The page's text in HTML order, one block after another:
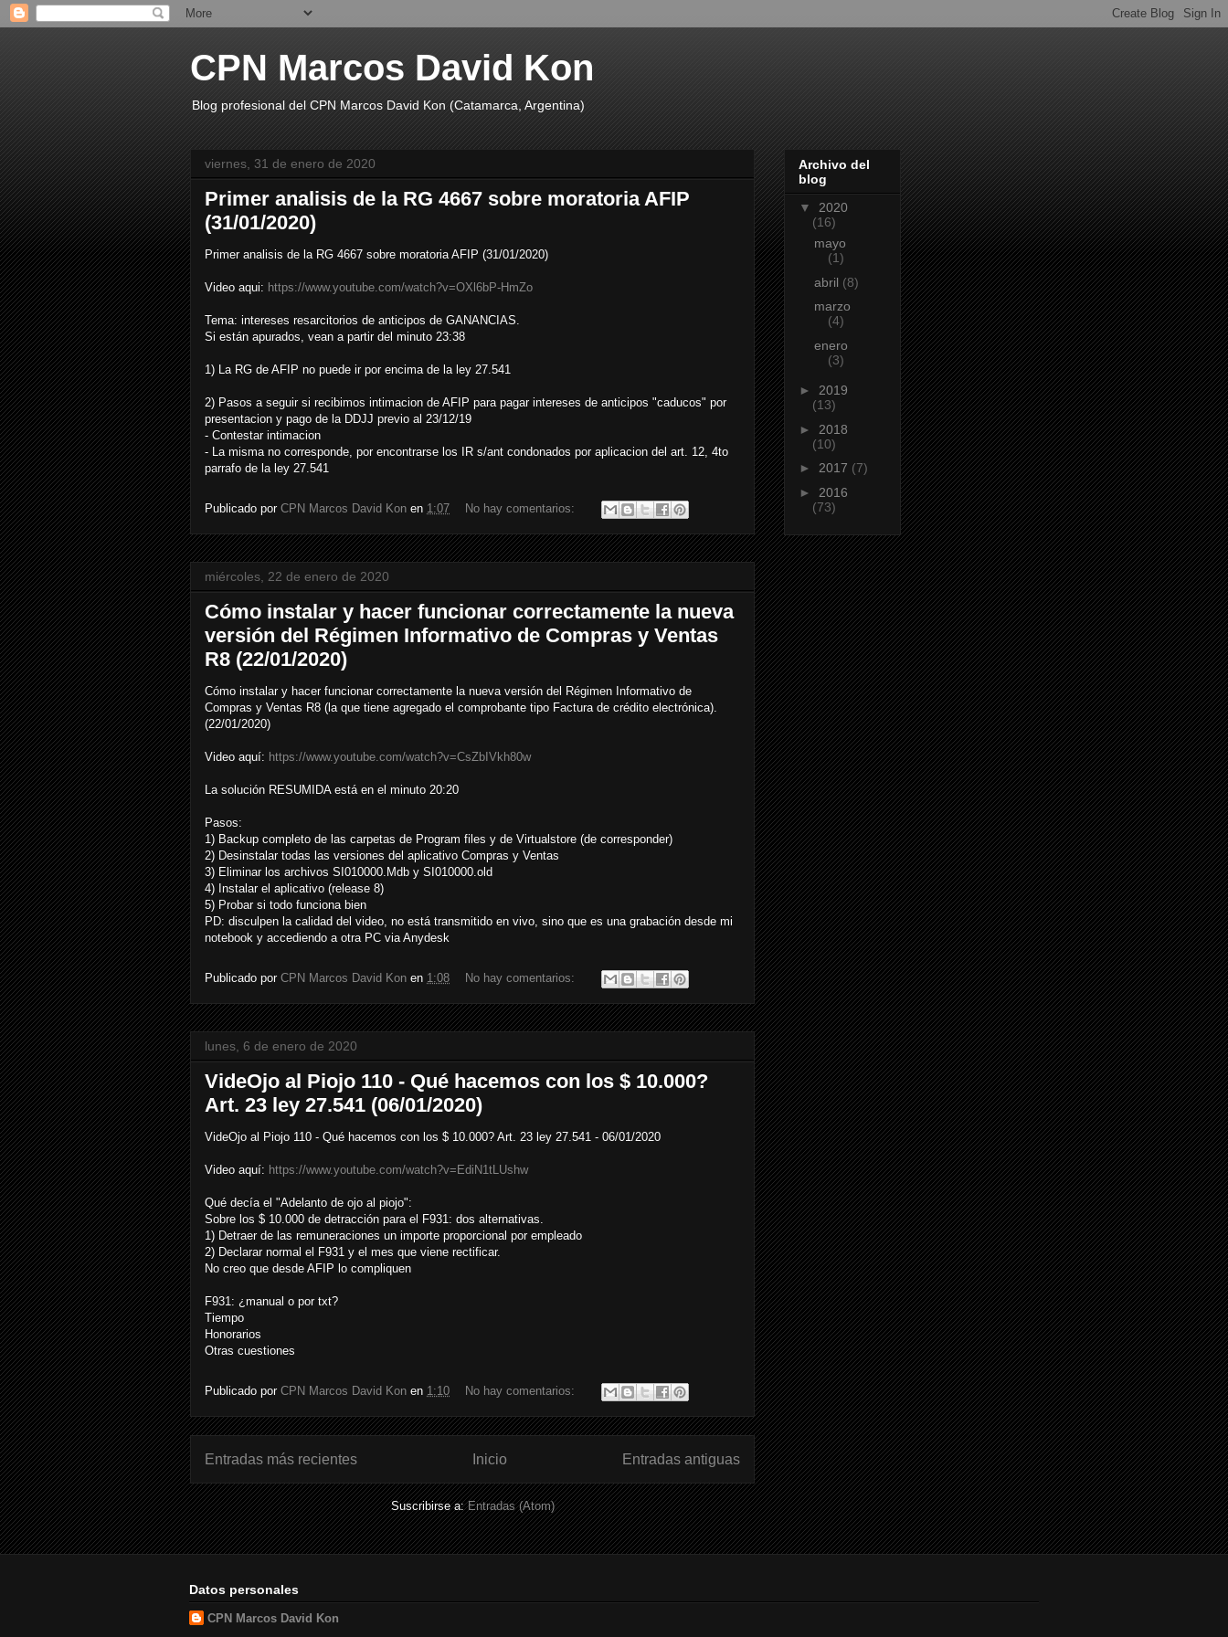
CPN Marcos David Kon
Blog profesional del CPN Marcos David Kon (Catamarca, Argentina)
viernes, 31 de enero de 2020
Primer analisis de la RG 4667 sobre moratoria AFIP
(31/01/2020)
Primer analisis de la RG 4667 sobre moratoria AFIP (31/01/2020)
Video aqui: https://www.youtube.com/watch?v=OXl6bP-HmZo
Tema: intereses resarcitorios de anticipos de GANANCIAS.
Si están apurados, vean a partir del minuto 23:38
1) La RG de AFIP no puede ir por encima de la ley 27.541
2) Pasos a seguir si recibimos intimacion de AFIP para pagar intereses de anticipos "caducos" por
presentacion y pago de la DDJJ previo al 23/12/19
- Contestar intimacion
- La misma no corresponde, por encontrarse los IR s/ant condonados por aplicacion del art. 12, 4to
parrafo de la ley 27.541
Publicado por CPN Marcos David Kon en 1:07 No hay comentarios:
miércoles, 22 de enero de 2020
Cómo instalar y hacer funcionar correctamente la nueva
versión del Régimen Informativo de Compras y Ventas
R8 (22/01/2020)
Cómo instalar y hacer funcionar correctamente la nueva versión del Régimen Informativo de
Compras y Ventas R8 (la que tiene agregado el comprobante tipo Factura de crédito electrónica).
(22/01/2020)
Video aquí: https://www.youtube.com/watch?v=CsZbIVkh80w
La solución RESUMIDA está en el minuto 20:20
Pasos:
1) Backup completo de las carpetas de Program files y de Virtualstore (de corresponder)
2) Desinstalar todas las versiones del aplicativo Compras y Ventas
3) Eliminar los archivos SI010000.Mdb y SI010000.old
4) Instalar el aplicativo (release 8)
5) Probar si todo funciona bien
PD: disculpen la calidad del video, no está transmitido en vivo, sino que es una grabación desde mi
notebook y accediendo a otra PC via Anydesk
Publicado por CPN Marcos David Kon en 1:08 No hay comentarios:
lunes, 6 de enero de 2020
VideOjo al Piojo 110 - Qué hacemos con los $ 10.000?
Art. 23 ley 27.541 (06/01/2020)
VideOjo al Piojo 110 - Qué hacemos con los $ 10.000? Art. 23 ley 27.541 - 06/01/2020
Video aquí: https://www.youtube.com/watch?v=EdiN1tLUshw
Qué decía el "Adelanto de ojo al piojo":
Sobre los $ 10.000 de detracción para el F931: dos alternativas.
1) Detraer de las remuneraciones un importe proporcional por empleado
2) Declarar normal el F931 y el mes que viene rectificar.
No creo que desde AFIP lo compliquen
F931: ¿manual o por txt?
Tiempo
Honorarios
Otras cuestiones
Publicado por CPN Marcos David Kon en 1:10 No hay comentarios:
Entradas más recientes Entradas antiguas
Inicio
Suscribirse a:Entradas (Atom)
Archivo del
blog
▼ 2020
(16)
mayo
(1)
abril (8)
marzo
(4)
enero
(3)
► 2019
(13)
► 2018
(10)
► 2017 (7)
► 2016
(73)
Datos personales
CPN Marcos David Kon